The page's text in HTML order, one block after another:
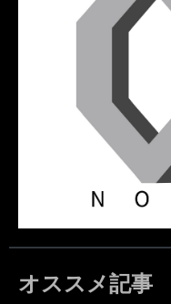
オススメ記事